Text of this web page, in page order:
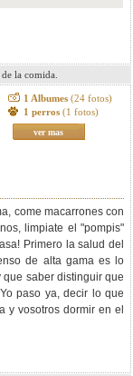
la comida.
1 Albumes (24 fotos)
1 perros (1 fotos)
ver mas
come macarrones con
limpiate el "pompis"
Primero la salud del
de alta gama es lo
saber distinguir que
paso ya, decir lo que
y vosotros dormir en el